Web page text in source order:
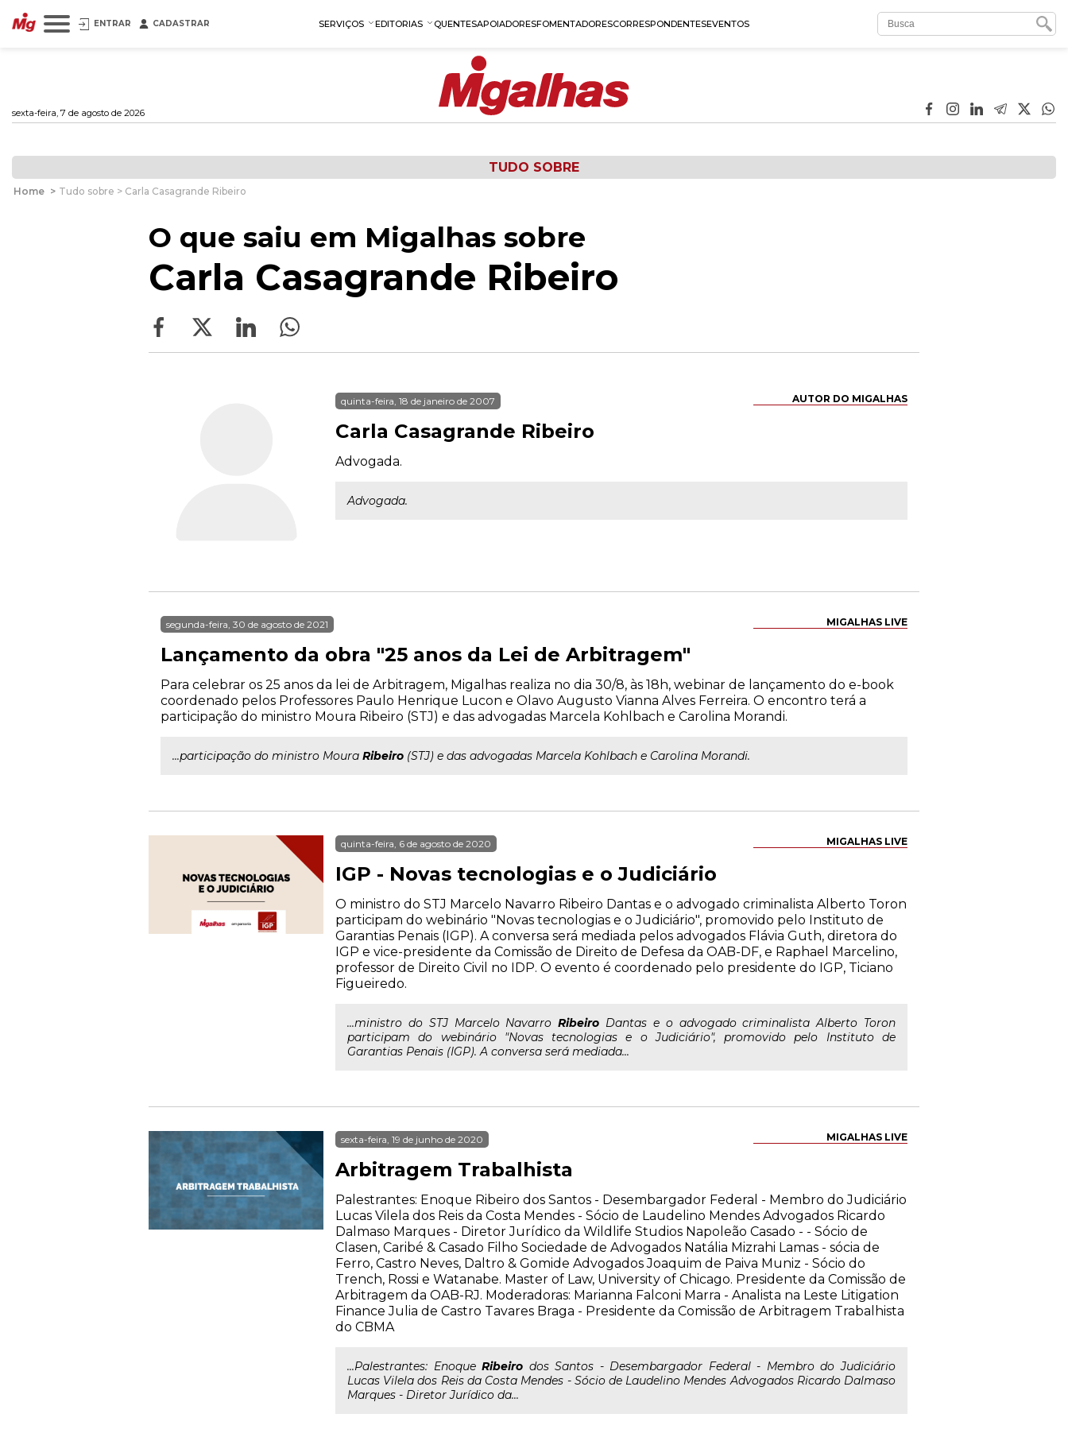
ENTRAR CADASTRAR SERVIÇOS EDITORIAS QUENTESAPOIADORESFOMENTADORESCORRESPONDENTESEVENTOS
sexta-feira, 7 de agosto de 2026
TUDO SOBRE
Home > Tudo sobre > Carla Casagrande Ribeiro
O que saiu em Migalhas sobre
Carla Casagrande Ribeiro
AUTOR DO MIGALHAS
quinta-feira, 18 de janeiro de 2007
Carla Casagrande Ribeiro
Advogada.
Advogada.
MIGALHAS LIVE
segunda-feira, 30 de agosto de 2021
Lançamento da obra "25 anos da Lei de Arbitragem"
Para celebrar os 25 anos da lei de Arbitragem, Migalhas realiza no dia 30/8, às 18h, webinar de lançamento do e-book
coordenado pelos Professores Paulo Henrique Lucon e Olavo Augusto Vianna Alves Ferreira. O encontro terá a
participação do ministro Moura Ribeiro (STJ) e das advogadas Marcela Kohlbach e Carolina Morandi.
...participação do ministro Moura Ribeiro (STJ) e das advogadas Marcela Kohlbach e Carolina Morandi.
MIGALHAS LIVE
quinta-feira, 6 de agosto de 2020
IGP - Novas tecnologias e o Judiciário
O ministro do STJ Marcelo Navarro Ribeiro Dantas e o advogado criminalista Alberto Toron
participam do webinário "Novas tecnologias e o Judiciário", promovido pelo Instituto de
Garantias Penais (IGP). A conversa será mediada pelos advogados Flávia Guth, diretora do
IGP e vice-presidente da Comissão de Direito de Defesa da OAB-DF, e Raphael Marcelino,
professor de Direito Civil no IDP. O evento é coordenado pelo presidente do IGP, Ticiano
Figueiredo.
...ministro do STJ Marcelo NavarroRibeiro Dantas e o advogado criminalista Alberto Toron
participam do webinário "Novas tecnologias e o Judiciário", promovido pelo Instituto de
Garantias Penais (IGP). A conversa será mediada...
MIGALHAS LIVE
sexta-feira, 19 de junho de 2020
Arbitragem Trabalhista
Palestrantes: Enoque Ribeiro dos Santos - Desembargador Federal - Membro do Judiciário
Lucas Vilela dos Reis da Costa Mendes - Sócio de Laudelino Mendes Advogados Ricardo
Dalmaso Marques - Diretor Jurídico da Wildlife Studios Napoleão Casado - - Sócio de
Clasen, Caribé & Casado Filho Sociedade de Advogados Natália Mizrahi Lamas - sócia de
Ferro, Castro Neves, Daltro & Gomide Advogados Joaquim de Paiva Muniz - Sócio do
Trench, Rossi e Watanabe. Master of Law, University of Chicago. Presidente da Comissão de
Arbitragem da OAB-RJ. Moderadoras: Marianna Falconi Marra - Analista na Leste Litigation
Finance Julia de Castro Tavares Braga - Presidente da Comissão de Arbitragem Trabalhista
do CBMA
...Palestrantes: EnoqueRibeiro dos Santos - Desembargador Federal - Membro do Judiciário
Lucas Vilela dos Reis da Costa Mendes - Sócio de Laudelino Mendes Advogados Ricardo Dalmaso
Marques - Diretor Jurídico da...